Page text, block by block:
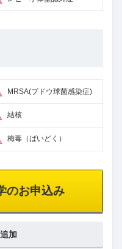
MRSA(ブドウ球菌感染症)
結核
梅毒（ばいどく）
のお申込み
加